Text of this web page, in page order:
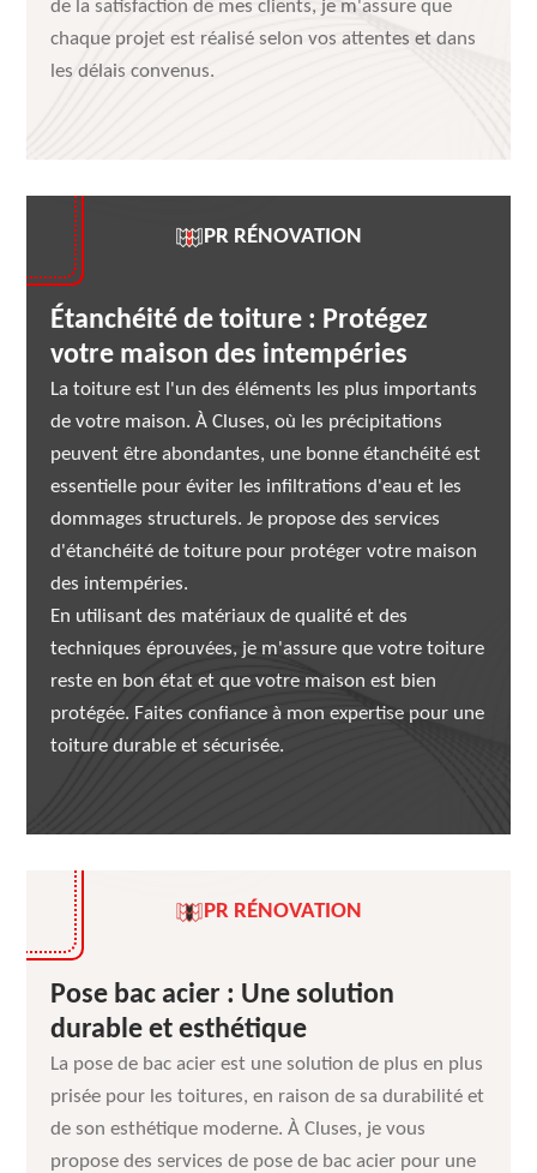
de la satisfaction de mes clients, je m'assure que
chaque projet est réalisé selon vos attentes et dans
les délais convenus.
PR RÉNOVATION
Étanchéité de toiture : Protégez
votre maison des intempéries
La toiture est l'un des éléments les plus importants
de votre maison. À Cluses, où les précipitations
peuvent être abondantes, une bonne étanchéité est
essentielle pour éviter les infiltrations d'eau et les
dommages structurels. Je propose des services
d'étanchéité de toiture pour protéger votre maison
des intempéries.
En utilisant des matériaux de qualité et des
techniques éprouvées, je m'assure que votre toiture
reste en bon état et que votre maison est bien
protégée. Faites confiance à mon expertise pour une
toiture durable et sécurisée.
PR RÉNOVATION
Pose bac acier : Une solution
durable et esthétique
La pose de bac acier est une solution de plus en plus
prisée pour les toitures, en raison de sa durabilité et
de son esthétique moderne. À Cluses, je vous
propose des services de pose de bac acier pour une